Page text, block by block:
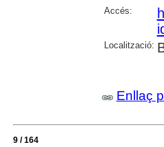
Accés:
Localització:
Enllaç
9 / 164